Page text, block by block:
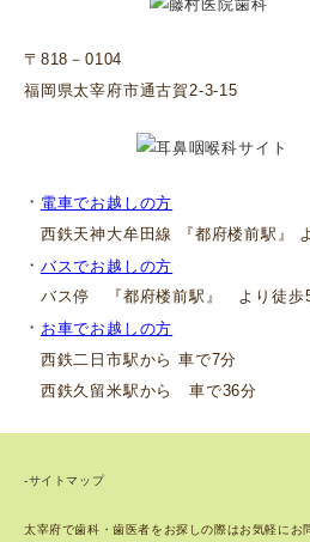
〒818－0104
福岡県太宰府市通古賀2-3-15
・ 電車でお越しの方
西鉄天神大牟田線 『都府楼前駅』
・ バスでお越しの方
バス停 『都府楼前駅』 より徒歩
・ お車でお越しの方
西鉄二日市駅から 車で7分
西鉄久留米駅から 車で36分
-サイトマップ
太宰府で歯科・歯医者をお探しの際はお気軽に